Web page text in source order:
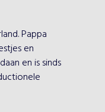
Pappa
en
en is sinds